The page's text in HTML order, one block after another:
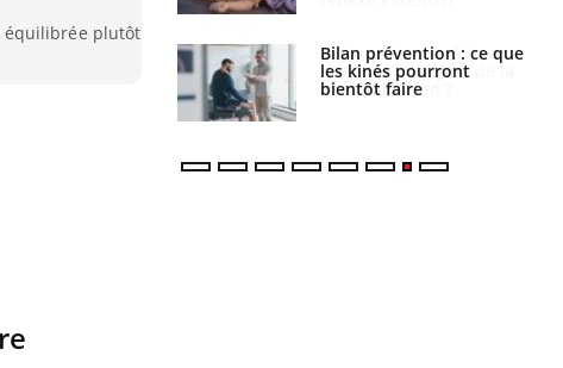
équilibrée plutôt
Bilan prévention : ce que
les kinés pourront
bientôt faire